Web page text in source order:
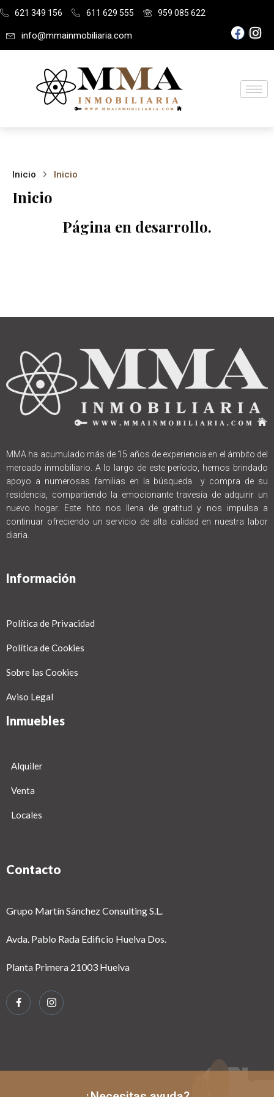
621 349 156 611 629 555 959 085 622
info@mmainmobiliaria.com
Inicio Inicio
Inicio
Página en desarrollo.
MMA ha acumulado más de 15 años de experiencia en el ámbito del
mercado inmobiliario. A lo largo de este período, hemos brindado
apoyo a numerosas familias en la búsqueda y compra de su
residencia, compartiendo la emocionante travesía de adquirir un
nuevo hogar. Este hito nos llena de gratitud y nos impulsa a
continuar ofreciendo un servicio de alta calidad en nuestra labor
diaria.
Información
Política de Privacidad
Política de Cookies
Sobre las Cookies
Aviso Legal
Inmuebles
Alquiler
Venta
Locales
Contacto
Grupo Martín Sánchez Consulting S.L.
Avda. Pablo Rada Edificio Huelva Dos.
Planta Primera 21003 Huelva